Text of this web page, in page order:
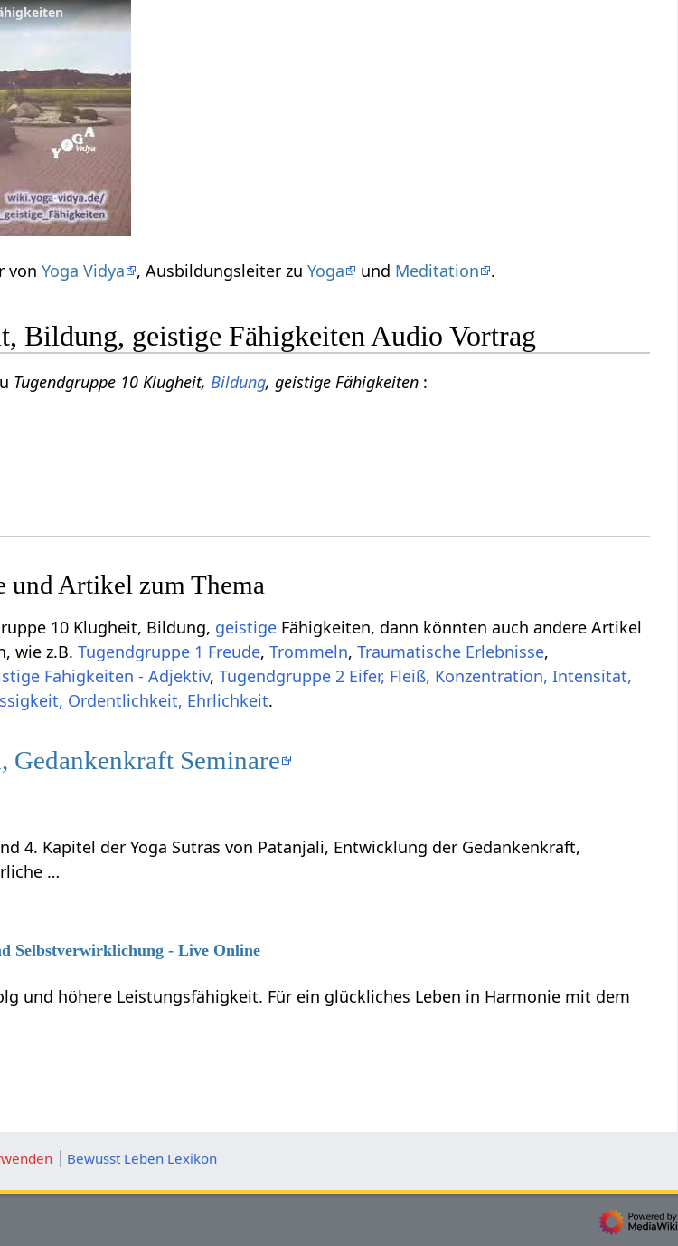
Tugendgruppe 10 Klugheit, Bildung, geistige Fähigkeiten‏‎
vonYoga Vidya , Ausbildungsleiter zuYoga und Meditation .
Bildung, geistige Fähigkeiten Audio Vortrag
Tugendgruppe 10 Klugheit,Bildung, geistige Fähigkeiten :
und Artikel zum Thema
10 Klugheit, Bildung, geistige Fähigkeiten, dann könnten auch andere Artikel
wie z.B.Tugendgruppe 1 Freude,Trommeln,Traumatische Erlebnisse,
Fähigkeiten - Adjektiv,Tugendgruppe 2 Eifer, Fleiß, Konzentration, Intensität,
Ordentlichkeit, Ehrlichkeit.
Gedankenkraft Seminare
4. Kapitel der Yoga Sutras von Patanjali, Entwicklung der Gedankenkraft,
…
Selbstverwirklichung - Live Online
und höhere Leistungsfähigkeit. Für ein glückliches Leben in Harmonie mit dem
Bewusst Leben Lexikon